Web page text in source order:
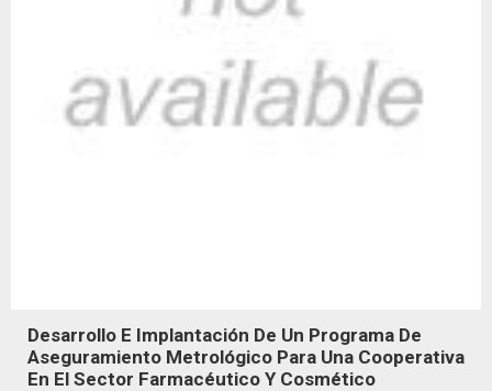
Desarrollo E Implantación De Un Programa De
Aseguramiento Metrológico Para Una Cooperativa
En El Sector Farmacéutico Y Cosmético